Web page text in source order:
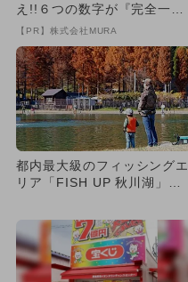
え!!６つの数字が『完全一
致』する方法
【PR】株式会社MURA
都内最大級のフィッシングエ
リア「FISH UP 秋川湖」が